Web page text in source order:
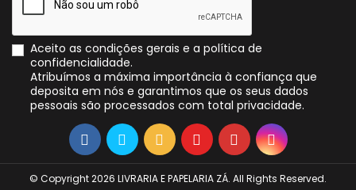
Aceito as condições gerais e a política de
confidencialidade.
Atribuímos a máxima importância à confiança que
deposita em nós e garantimos que os seus dados
pessoais são processados com total privacidade.
© Copyright 2026 LIVRARIA E PAPELARIA ZÁ. All Rights Reserved.